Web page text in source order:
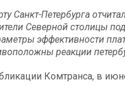
Санкт-Петербурга
Северной столицы
эффективности
реакции
Комтранса, в